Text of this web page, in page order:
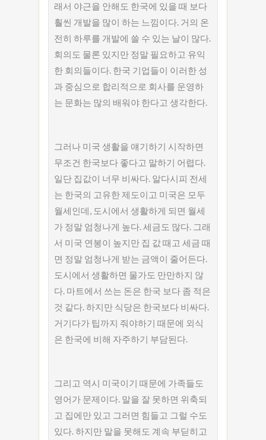
래서 야근을 안해도 한국에 있을 때 보다
훨씬 개발을 많이 하는 느낌이다. 거의 온
전히 하루를 개발에 쓸 수 있는 날이 많다.
회의도 물론 있지만 정말 필요하고 유익
한 회의들이다. 한국 기업들이 이러한 성
과 중심으로 합리적으로 회사를 운영하
는 문화는 많의 배워야 한다고 생각한다.
그러나 미국 생활을 얘기하기 시작하면
무조건 한국보다 좋다고 말하기 어렵다.
일단 집값이 너무 비싸다. 알다시피 전세
는 한국의 고유한 제도이고 미국은 모두
월세인데, 도시에서 생활하게 되면 월세
가 정말 엄청나게 높다. 세금도 많다. 그래
서 미국 연봉이 높지만 집 값 때고 세금 때
면 정말 엄청나게 받는 금액이 줄어든다.
도시에서 생활하면 물가도 만만하지 않
다. 마트에서 쓰는 돈은 한국 보다 좀 적은
것 같다. 하지만 식당은 한국보다 비싸다.
거기다가 팁까지 줘야하기 때문에 외식
은 한국에 비해 자주하기 부담된다.
그리고 역시 미국이기 때문에 가족들도
영어가 문제이다. 말을 잘 못하면 위축되
고 집에만 있고 그러면 힘들고 그럴 수도
있다. 하지만 말을 못해도 계속 부딛히고